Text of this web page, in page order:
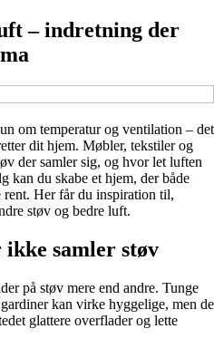
– indretning der
om temperatur og ventilation – det
dit hjem. Møbler, tekstiler og
der samler sig, og hvor let luften
kan du skabe et hjem, der både
rent. Her får du inspiration til,
støv og bedre luft.
samler støv
på støv mere end andre. Tunge
kan virke hyggelige, men de
glattere overflader og lette